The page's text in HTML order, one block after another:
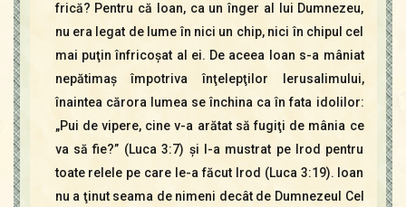
frică? Pentru că Ioan, ca un înger al lui Dumnezeu,
nu era legat de lume în nici un chip, nici în chipul cel
mai puţin înfricoşat al ei. De aceea Ioan s-a mâniat
nepătimaş împotriva înţelepţilor Ierusalimului,
înaintea cărora lumea se închina ca în fata idolilor:
„Pui de vipere, cine v-a arătat să fugiţi de mânia ce
va să fie?” (Luca 3:7) şi l-a mustrat pe Irod pentru
toate relele pe care le-a făcut Irod (Luca 3:19). Ioan
nu a ţinut seama de nimeni decât de Dumnezeul Cel